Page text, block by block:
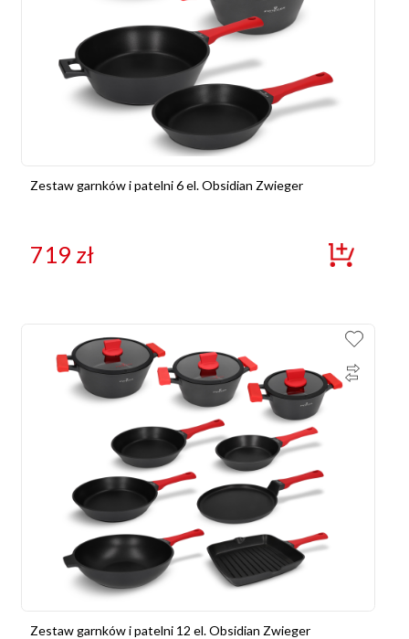
Zestaw garnków i patelni 6 el. Obsidian Zwieger
719 zł
Zestaw garnków i patelni 12 el. Obsidian Zwieger